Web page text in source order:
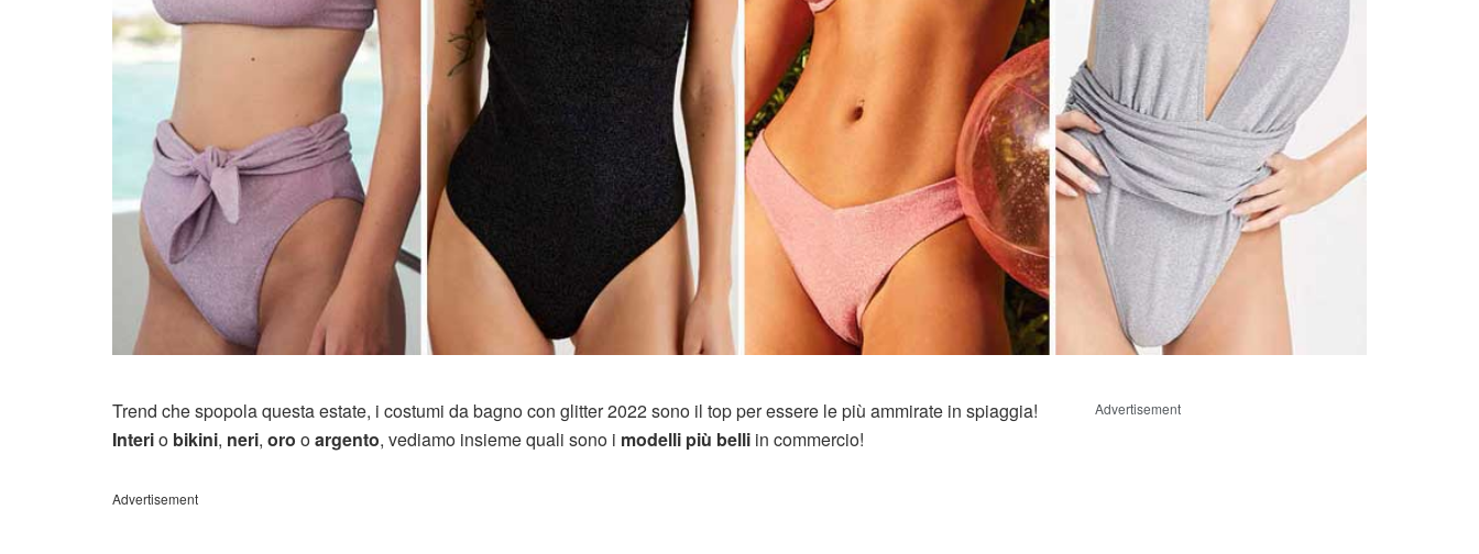
Trend che spopola questa estate, i costumi da bagno con glitter 2022 sono il top per essere le più ammirate in spiaggia!
Interio bikini, neri, oro oargento, vediamo insieme quali sono i modelli più belli in commercio!
Advertisement
Advertisement